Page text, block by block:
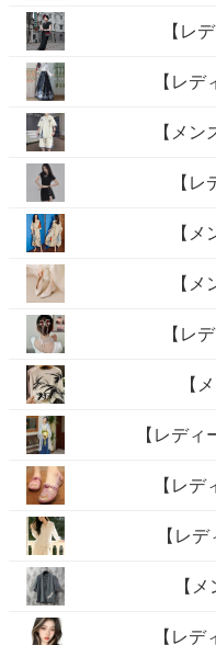
【レ
【レデ
【メ
【
【
【
【レ
【
【レデ
【レ
【レ
【
【レ